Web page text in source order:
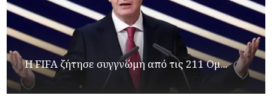
Η FIFA ζήτησε συγγνώμη από τις 211 Ομ...